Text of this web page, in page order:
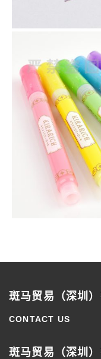
斑马贸易（深圳）
CONTACT US
斑马贸易（深圳